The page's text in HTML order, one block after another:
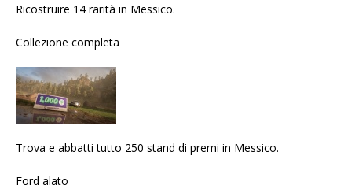
Ricostruire 14 rarità in Messico.
Collezione completa
Trova e abbatti tutto 250 stand di premi in Messico.
Ford alato